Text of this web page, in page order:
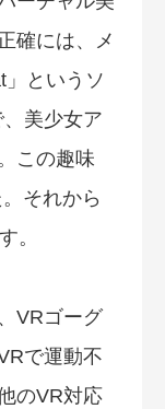
確には、メ
というソ
美少女ア
この趣味
それから
。
VRゴーグ
で運動不
のVR対応